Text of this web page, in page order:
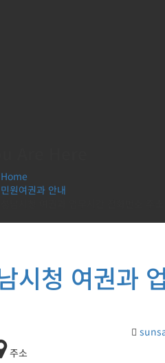
Home
민원여권과 안내
시청 여권과
주소